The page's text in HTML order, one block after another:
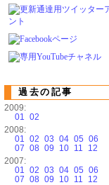
過去の記事
2009:
01 02
2008:
01 02 03 04 05 06
07 08 09 10 11
12
2007:
01 02 03 04 05 06
07 08 09 10 11
12